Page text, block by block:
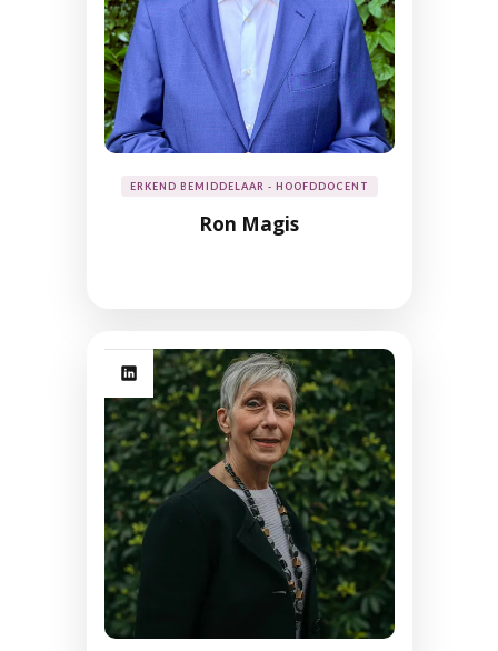
ERKEND BEMIDDELAAR - HOOFDDOCENT
Ron Magis